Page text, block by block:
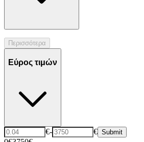
Περισσότερα
Εύρος τιμών
€- € Submit